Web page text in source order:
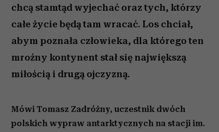
chcą stamtąd wyjechać oraz tych, którzy
całe życie będą tam wracać. Los chciał,
abym poznała człowieka, dla którego ten
mroźny kontynent stał się największą
miłością i drugą ojczyzną.
Mówi Tomasz Zadróżny, uczestnik dwóch
polskich wypraw antarktycznych na stacji im.